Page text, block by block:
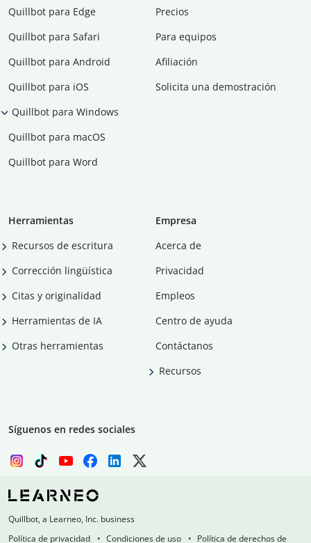
Quillbot para Edge
Quillbot para Safari
Quillbot para Android
Quillbot para iOS
Quillbot para Windows
Quillbot para macOS
Quillbot para Word
Precios
Para equipos
Afiliación
Solicita una demostración
Herramientas
Recursos de escritura
Corrección lingüística
Citas y originalidad
Herramientas de IA
Otras herramientas
Empresa
Acerca de
Privacidad
Empleos
Centro de ayuda
Contáctanos
Recursos
Síguenos en redes sociales
Quillbot, a Learneo, Inc. business
Política de privacidad
Condiciones de uso Política de derechos de